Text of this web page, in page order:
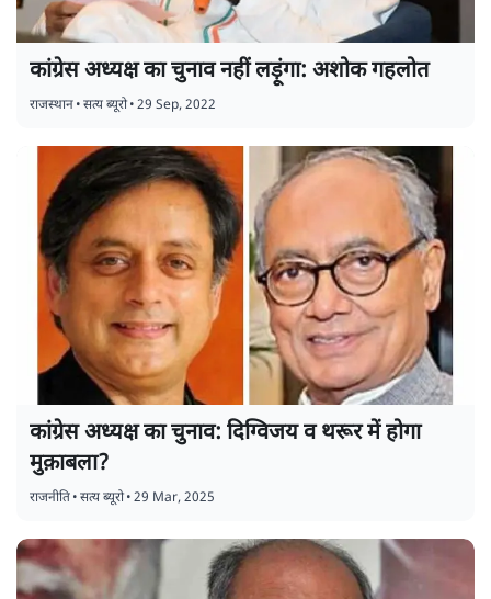
कांग्रेस अध्यक्ष का चुनाव नहीं लड़ूंगा: अशोक गहलोत
राजस्थान•सत्य ब्यूरो•29 Sep, 2022
कांग्रेस अध्यक्ष का चुनाव: दिग्विजय व थरूर में होगा
मुक़ाबला?
राजनीति•सत्य ब्यूरो•29 Mar, 2025